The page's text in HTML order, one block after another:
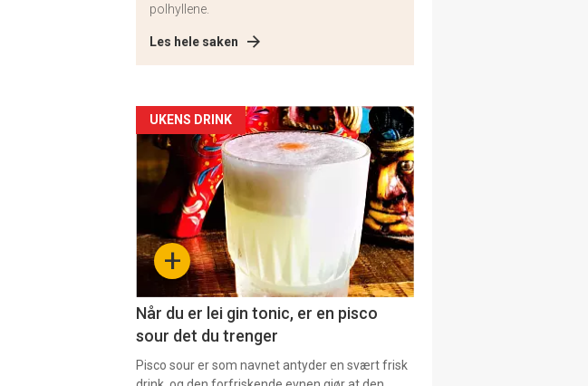
polhyllene.
Les hele saken
Artikler
detail
section
11+
UKENS DRINK
Når du er lei gin tonic, er en pisco
sour det du trenger
Pisco sour er som navnet antyder en svært frisk